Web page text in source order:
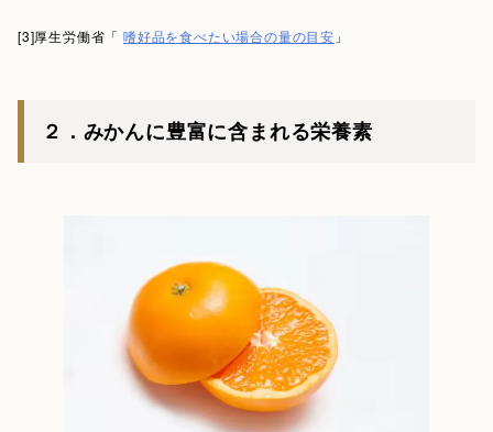
[3]厚生労働省「嗜好品を食べたい場合の量の目安 」
２．みかんに豊富に含まれる栄養素